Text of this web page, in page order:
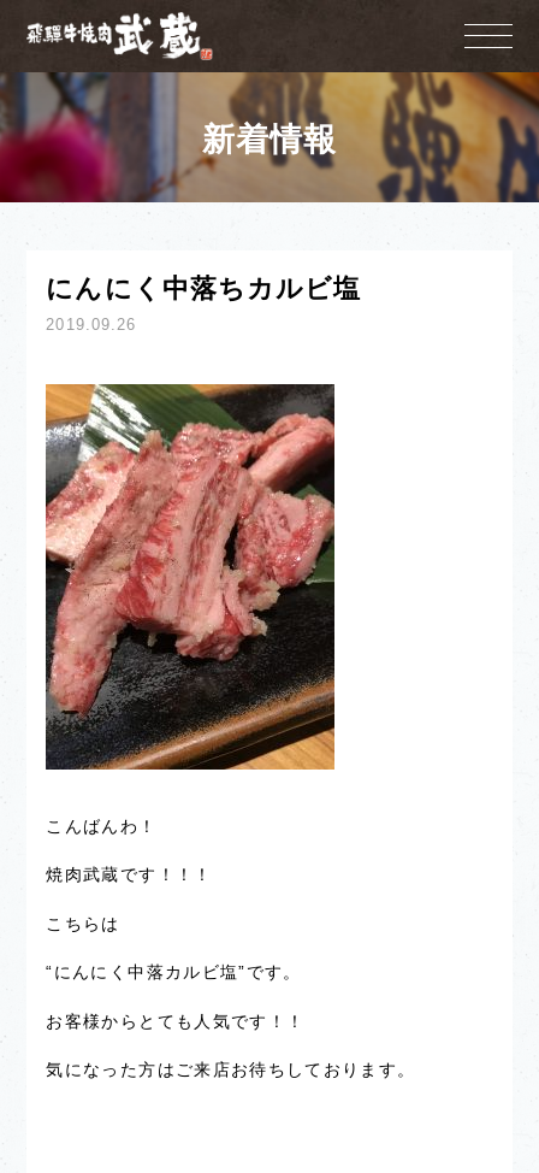
新着情報
にんにく中落ちカルビ塩
2019.09.26
こんばんわ！
焼肉武蔵です！！！
こちらは
“にんにく中落カルビ塩”です。
お客様からとても人気です！！
気になった方はご来店お待ちしております。